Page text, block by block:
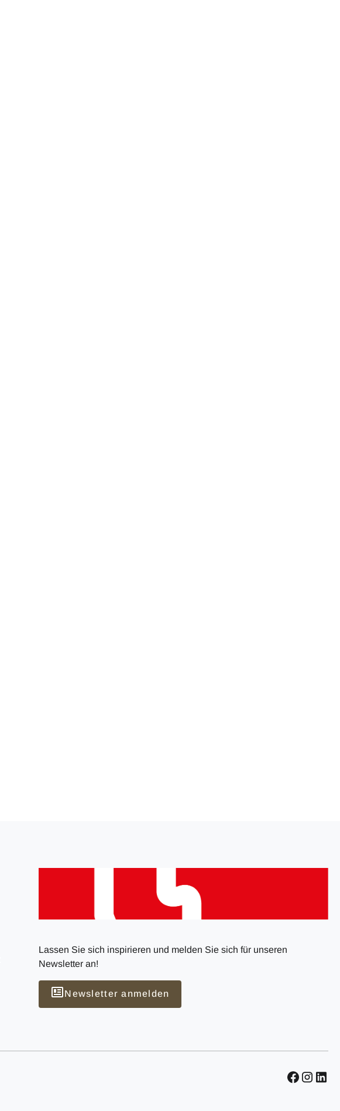
Lassen Sie sich inspirieren und melden Sie sich für unseren
Newsletter an!
Newsletter anmelden